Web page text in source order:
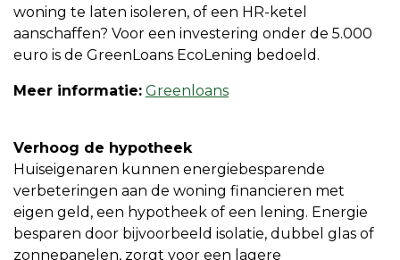
woning te laten isoleren, of een HR-ketel
aanschaffen? Voor een investering onder de 5.000
euro is de GreenLoans EcoLening bedoeld.
Meer informatie: Greenloans
Verhoog de hypotheek
Huiseigenaren kunnen energiebesparende
verbeteringen aan de woning financieren met
eigen geld, een hypotheek of een lening. Energie
besparen door bijvoorbeeld isolatie, dubbel glas of
zonnepanelen, zorgt voor een lagere